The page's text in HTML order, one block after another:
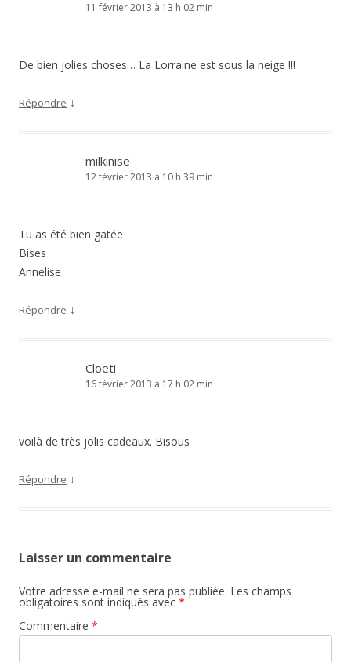
11 février 2013 à 13 h 02 min
De bien jolies choses… La Lorraine est sous la neige !!!
Répondre ↓
milkinise
12 février 2013 à 10 h 39 min
Tu as été bien gatée
Bises
Annelise
Répondre ↓
Cloeti
16 février 2013 à 17 h 02 min
voilà de très jolis cadeaux. Bisous
Répondre ↓
Laisser un commentaire
Votre adresse e-mail ne sera pas publiée. Les champs
obligatoires sont indiqués avec *
Commentaire *